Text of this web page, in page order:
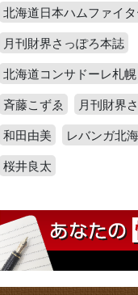
北海道日本ハムファイ
月刊財界さっぽろ本誌
北海道コンサドーレ札幌
斉藤こずゑ
月刊財界
和田由美
レバンガ北
桜井良太